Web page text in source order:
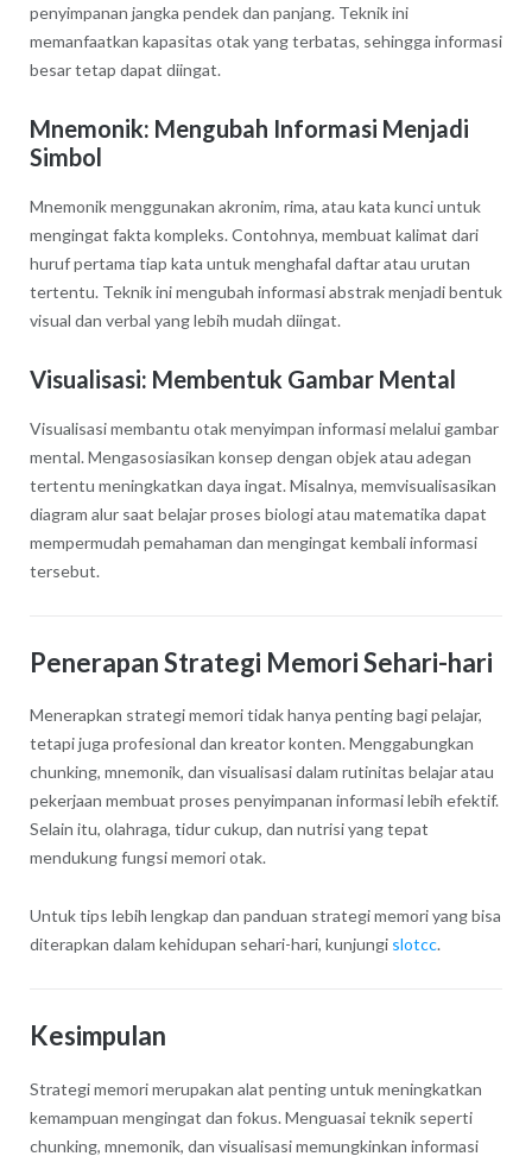
penyimpanan jangka pendek dan panjang. Teknik ini
memanfaatkan kapasitas otak yang terbatas, sehingga informasi
besar tetap dapat diingat.
Mnemonik: Mengubah Informasi Menjadi
Simbol
Mnemonik menggunakan akronim, rima, atau kata kunci untuk
mengingat fakta kompleks. Contohnya, membuat kalimat dari
huruf pertama tiap kata untuk menghafal daftar atau urutan
tertentu. Teknik ini mengubah informasi abstrak menjadi bentuk
visual dan verbal yang lebih mudah diingat.
Visualisasi: Membentuk Gambar Mental
Visualisasi membantu otak menyimpan informasi melalui gambar
mental. Mengasosiasikan konsep dengan objek atau adegan
tertentu meningkatkan daya ingat. Misalnya, memvisualisasikan
diagram alur saat belajar proses biologi atau matematika dapat
mempermudah pemahaman dan mengingat kembali informasi
tersebut.
Penerapan Strategi Memori Sehari-hari
Menerapkan strategi memori tidak hanya penting bagi pelajar,
tetapi juga profesional dan kreator konten. Menggabungkan
chunking, mnemonik, dan visualisasi dalam rutinitas belajar atau
pekerjaan membuat proses penyimpanan informasi lebih efektif.
Selain itu, olahraga, tidur cukup, dan nutrisi yang tepat
mendukung fungsi memori otak.
Untuk tips lebih lengkap dan panduan strategi memori yang bisa
diterapkan dalam kehidupan sehari-hari, kunjungi slotcc.
Kesimpulan
Strategi memori merupakan alat penting untuk meningkatkan
kemampuan mengingat dan fokus. Menguasai teknik seperti
chunking, mnemonik, dan visualisasi memungkinkan informasi